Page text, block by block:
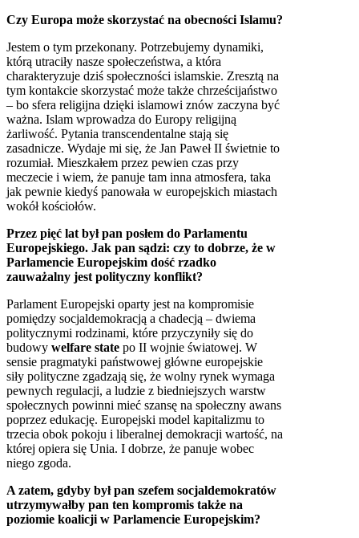
Czy Europa może skorzystać na obecności Islamu?
Jestem o tym przekonany. Potrzebujemy dynamiki,
którą utraciły nasze społeczeństwa, a która
charakteryzuje dziś społeczności islamskie. Zresztą na
tym kontakcie skorzystać może także chrześcijaństwo
– bo sfera religijna dzięki islamowi znów zaczyna być
ważna. Islam wprowadza do Europy religijną
żarliwość. Pytania transcendentalne stają się
zasadnicze. Wydaje mi się, że Jan Paweł II świetnie to
rozumiał. Mieszkałem przez pewien czas przy
meczecie i wiem, że panuje tam inna atmosfera, taka
jak pewnie kiedyś panowała w europejskich miastach
wokół kościołów.
Przez pięć lat był pan posłem do Parlamentu
Europejskiego. Jak pan sądzi: czy to dobrze, że w
Parlamencie Europejskim dość rzadko
zauważalny jest polityczny konflikt?
Parlament Europejski oparty jest na kompromisie
pomiędzy socjaldemokracją a chadecją – dwiema
politycznymi rodzinami, które przyczyniły się do
budowy welfare state po II wojnie światowej. W
sensie pragmatyki państwowej główne europejskie
siły polityczne zgadzają się, że wolny rynek wymaga
pewnych regulacji, a ludzie z biedniejszych warstw
społecznych powinni mieć szansę na społeczny awans
poprzez edukację. Europejski model kapitalizmu to
trzecia obok pokoju i liberalnej demokracji wartość, na
której opiera się Unia. I dobrze, że panuje wobec
niego zgoda.
A zatem, gdyby był pan szefem socjaldemokratów
utrzymywałby pan ten kompromis także na
poziomie koalicji w Parlamencie Europejskim?